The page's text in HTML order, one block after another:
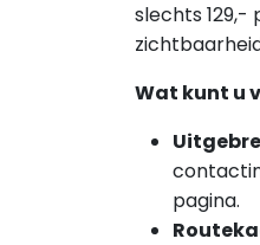
slechts
Wat kunt u
pagina.